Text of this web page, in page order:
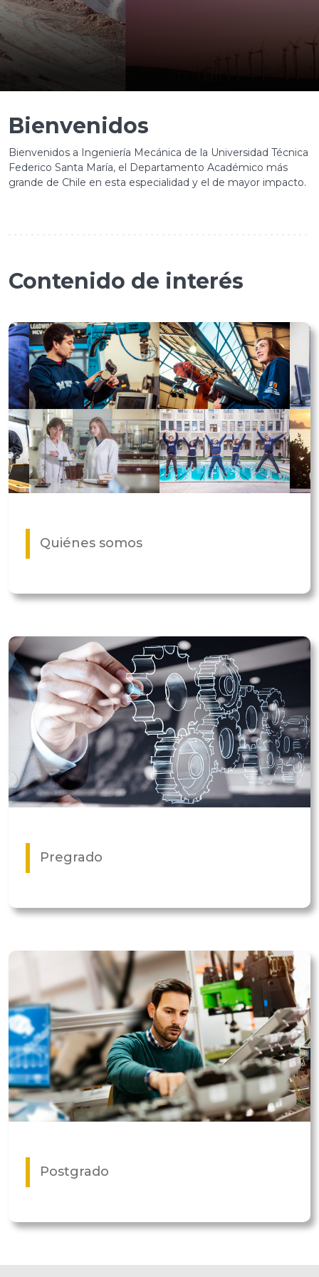
Bienvenidos
Bienvenidos a Ingeniería Mecánica de la Universidad Técnica
Federico Santa María, el Departamento Académico más
grande de Chile en esta especialidad y el de mayor impacto.
Contenido de interés
Quiénes somos
Pregrado
Postgrado